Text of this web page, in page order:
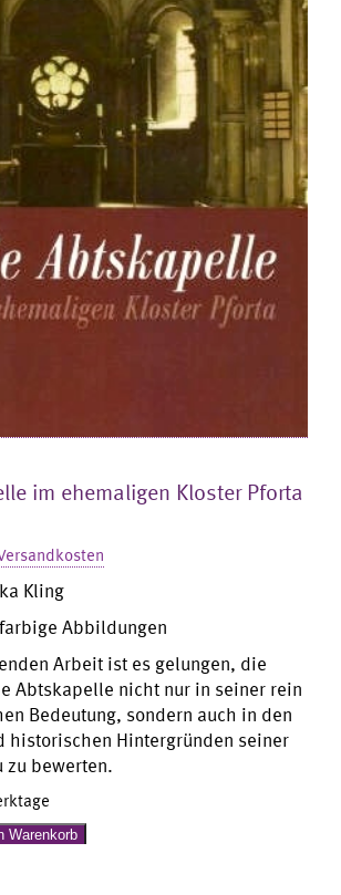
im ehemaligen Kloster Pforta
Kling
Abbildungen
Arbeit ist es gelungen, die
Abtskapelle nicht nur in seiner rein
Bedeutung, sondern auch in den
historischen Hintergründen seiner
zu bewerten.
Warenkorb